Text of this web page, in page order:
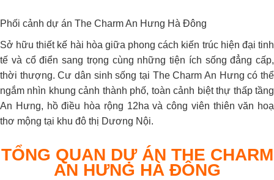
Phối cảnh dự án The Charm An Hưng Hà Đông
Sở hữu thiết kế hài hòa giữa phong cách kiến trúc hiện đại tinh
tế và cổ điển sang trọng cùng những tiện ích sống đẳng cấp,
thời thượng. Cư dân sinh sống tại The Charm An Hưng có thể
ngắm nhìn khung cảnh thành phố, toàn cảnh biệt thự thấp tầng
An Hưng, hồ điều hòa rộng 12ha và công viên thiên văn hoạ
thơ mộng tại khu đô thị Dương Nội.
TỔNG QUAN DỰ ÁN THE CHARM
AN HƯNG HÀ ĐÔNG